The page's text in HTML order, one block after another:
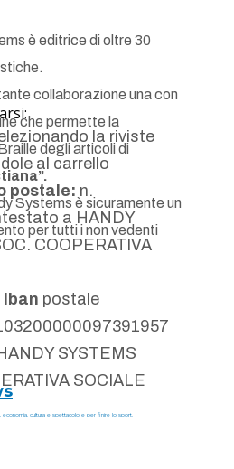
è editrice di oltre 30
collaborazione una con
che permette la
degli articoli di
Systems è sicuramente un
per tutti i non vedenti
la riviste
al carrello
postale: n.
a HANDY
COOPERATIVA
iban postale
SYSTEMS
SOCIALE
modulo per
nostre riviste
economia, cultura e spettacolo e per finire lo sport.